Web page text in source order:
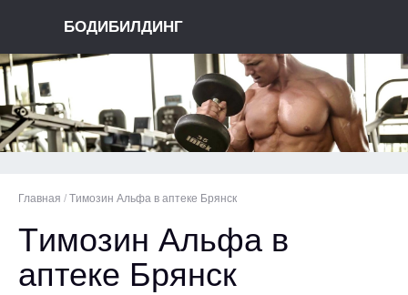
БОДИБИЛДИНГ
Главная / Tимозин Альфа в аптеке Брянск
Tимозин Альфа в
аптеке Брянск